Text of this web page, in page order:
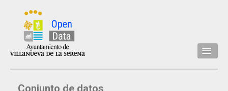
Inicio
Datos
Conjunto de datos